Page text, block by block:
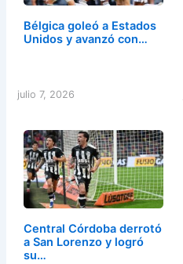
Bélgica goleó a Estados
Unidos y avanzó con…
julio 7, 2026
Central Córdoba derrotó
a San Lorenzo y logró
su…